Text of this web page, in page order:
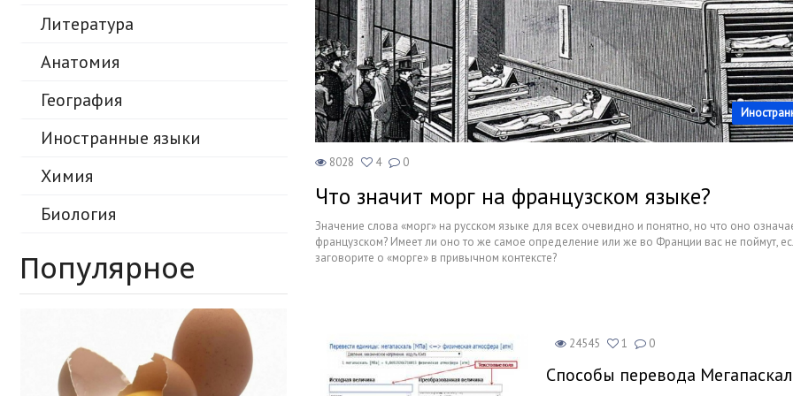
Образование
В мире
Культура
Недвижимость
Спорт и фитнес
Психология и отношения
Творчество и рукоделие
Работа и бизнес
Животные
Еда и напитки
Литература
Анатомия
География
Иностранные языки
Химия
Биология
Популярное
8028 4 0
Что значит морг на французском языке?
Значение слова «морг» на русском языке для всех очевидно и понятно, но что оно
французском? Имеет ли оно то же самое определение или же во Франции вас не поймут,
заговорите о «морге» в привычном контексте?
24545 1 0
Способы перевода